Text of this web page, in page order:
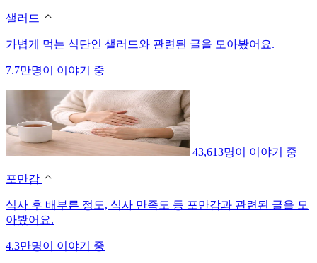
샐러드
가볍게 먹는 식단인 샐러드와 관련된 글을 모아봤어요.
7.7만명이 이야기 중
43,613명이 이야기 중
포만감
식사 후 배부른 정도, 식사 만족도 등 포만감과 관련된 글을 모
아봤어요.
4.3만명이 이야기 중